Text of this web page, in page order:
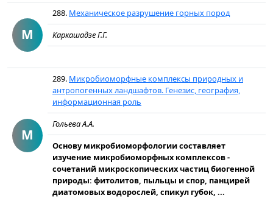
М
288. Механическое разрушение горных пород
Каркашадзе Г.Г.
М
289. Микробиоморфные комплексы природных и
антропогенных ландшафтов. Генезис, география,
информационная роль
Гольева А.А.
Основу микробиоморфологии составляет
изучение микробиоморфных комплексов -
сочетаний микроскопических частиц биогенной
природы: фитолитов, пыльцы и спор, панцирей
диатомовых водорослей, спикул губок, ...